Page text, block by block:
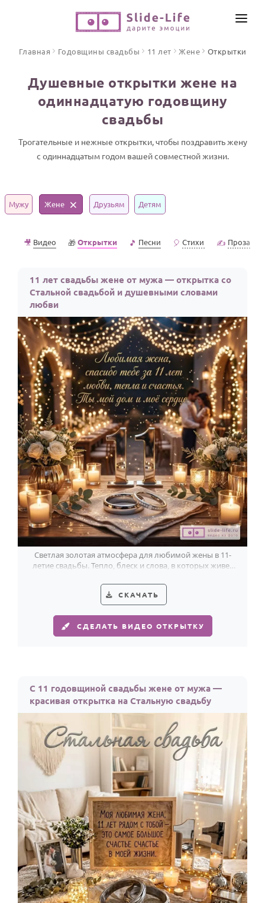
ПО ФОРМАТУ
Видео поздравления
Песни поздравления
Открытки
ПРАЗДНИКИ
Юбилей
Годовщина свадьбы
Календарь праздников
КОМУ
Женщине
Мужчине
Маме
Папе
Детям
Все родственники
ПЕРСОНАЛЬНЫЕ
Пожелания
По именам
По годам
ИНСТРУМЕНТЫ
ЦЕНЫ
Главная Годовщины свадьбы 11 лет Жене Открытки
Душевные открытки жене на
одиннадцатую годовщину
свадьбы
Трогательные и нежные открытки, чтобы поздравить жену
с одиннадцатым годом вашей совместной жизни.
Мужу Жене Друзьям Детям
🎥 Видео 🎁Открытки 🎵 Песни 🎈 Стихи ✍️ Проза
11 лет свадьбы жене от мужа — открытка со
Стальной свадьбой и душевными словами
любви
Светлая золотая атмосфера для любимой жены в 11-
летие свадьбы. Тепло, блеск и слова, в которых живет
СКАЧАТЬ
СДЕЛАТЬ ВИДЕО ОТКРЫТКУ
С 11 годовщиной свадьбы жене от мужа —
красивая открытка на Стальную свадьбу